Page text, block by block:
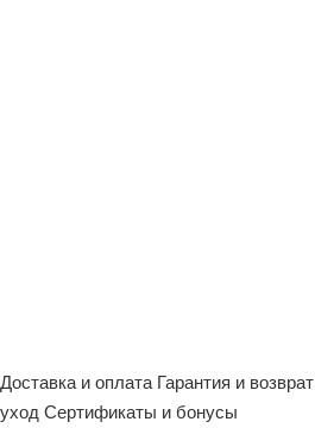
Доставка и оплата Гарантия и возврат
уход Сертификаты и бонусы